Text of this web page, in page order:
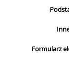
Formularz